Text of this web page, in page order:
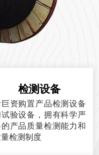
检测设备
巨资购置产品检测设备
验设备，拥有科学严
产品质量检测能力和
量检测制度